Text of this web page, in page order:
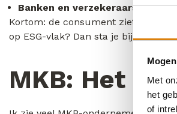
Met
het
of
Banken en verzekeraars
Kortom: de consument ziet
op ESG-vlak? Dan sta je bij de
MKB: Het is